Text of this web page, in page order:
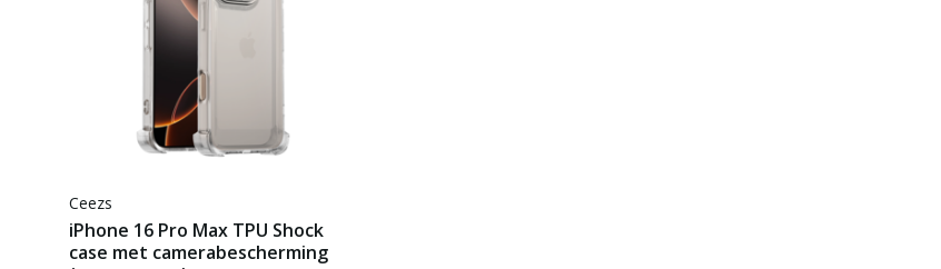
Ceezs
iPhone 16 Pro Max TPU Shock
case met camerabescherming